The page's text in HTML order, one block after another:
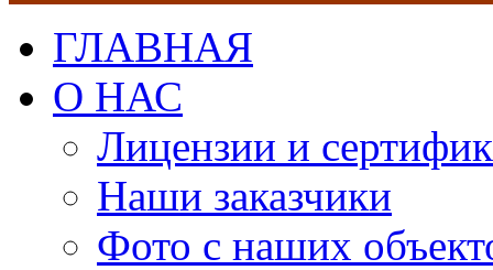
ГЛАВНАЯ
О НАС
Лицензии и
Наши заказчики
Фото с наших